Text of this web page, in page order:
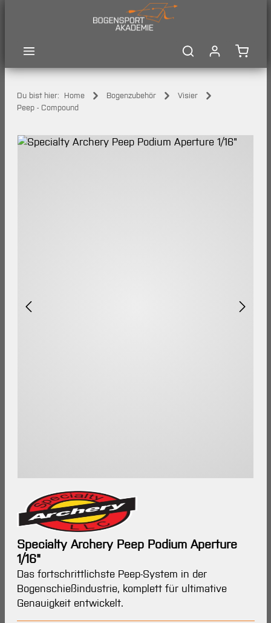
Du bist hier: Home Bogenzubehör
Visier
Peep - Compound
Bildergalerie überspringen
Specialty Archery Peep Podium Aperture
1/16"
Das fortschrittlichste Peep-System in der
Bogenschießindustrie, komplett für ultimative
Genauigkeit entwickelt.